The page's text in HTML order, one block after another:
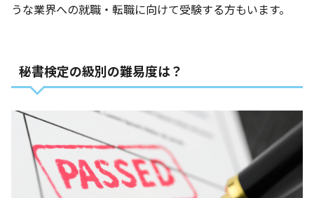
うな業界への就職・転職に向けて受験する方もいます。
秘書検定の級別の難易度は？